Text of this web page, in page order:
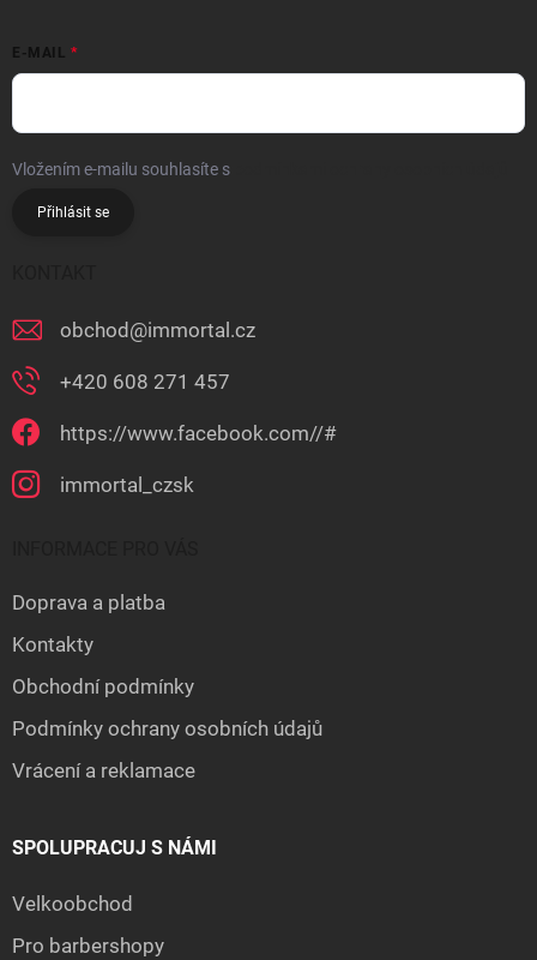
E-MAIL
Vložením e-mailu souhlasíte s
Přihlásit se
obchod@immortal.cz
+420 608 271 457
https://www.facebook.com//#
immortal_czsk
Doprava a platba
Kontakty
Obchodní podmínky
Podmínky ochrany osobních údajů
Vrácení a reklamace
SPOLUPRACUJ S NÁMI
Velkoobchod
Pro barbershopy